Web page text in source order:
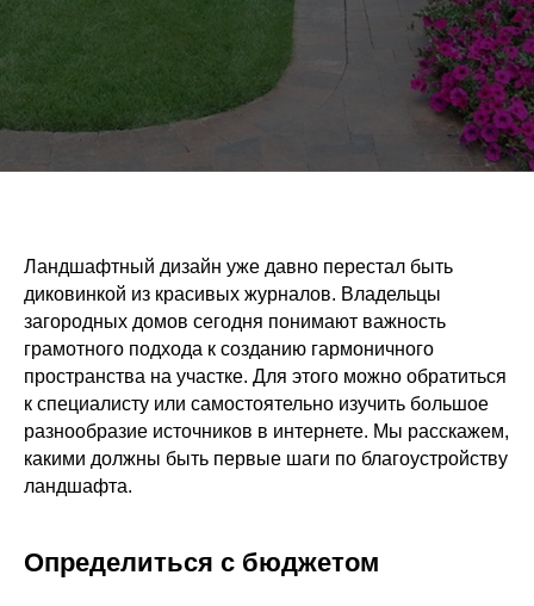
Ландшафтный дизайн уже давно перестал быть
диковинкой из красивых журналов. Владельцы
загородных домов сегодня понимают важность
грамотного подхода к созданию гармоничного
пространства на участке. Для этого можно обратиться
к специалисту или самостоятельно изучить большое
разнообразие источников в интернете. Мы расскажем,
какими должны быть первые шаги по благоустройству
ландшафта.
Определиться с бюджетом